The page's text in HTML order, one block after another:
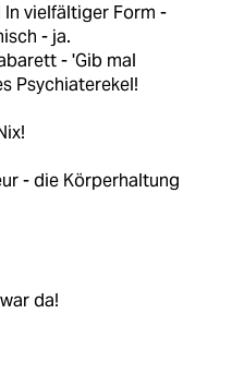
vielfältiger Form -
- ja.
- 'Gib mal
Psychiaterekel!
- die Körperhaltung
da!